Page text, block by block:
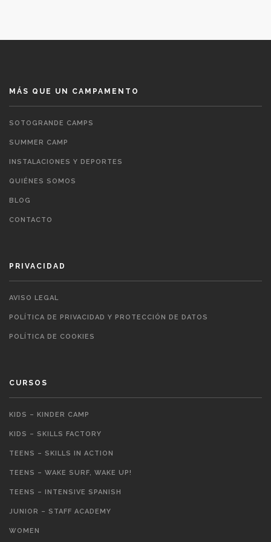
MÁS QUE UN CAMPAMENTO
SOTOGRANDE CAMPS
SUMMER CAMP
INSTALACIONES Y DEPORTES
QUIÉNES SOMOS
BLOG
CONTACTO
PRIVACIDAD
AVISO LEGAL
POLÍTICA DE PRIVACIDAD Y PROTECCIÓN DE DATOS
POLÍTICA DE COOKIES
CURSOS
KIDS – KINDER CAMP
KIDS – SKILLS FACTORY
TEENS – SKILLS IN ACTION
TEENS – WAKE SURF, WAKE UP!
TEENS – INTENSIVE SPANISH
JUNIOR – STAFF ACADEMY
WOMEN